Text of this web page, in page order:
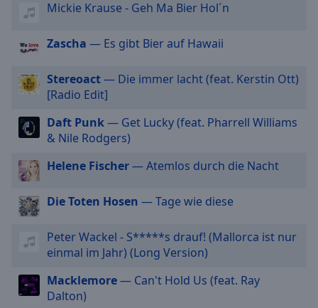
cancel
close
window.
Color
Opacity
Text
Color
Opacity
Mickie Krause - Geh Ma Bier Hol´n
Zascha — Es gibt Bier auf Hawaii
Stereoact— Die immer lacht (feat. Kerstin Ott)
[Radio Edit]
Daft Punk— Get Lucky (feat. Pharrell Williams
& Nile Rodgers)
Helene Fischer— Atemlos durch die Nacht
Die Toten Hosen — Tage wie diese
Peter Wackel - S*****s drauf! (Mallorca ist nur
einmal im Jahr) (Long Version)
Macklemore— Can't Hold Us (feat. Ray
Dalton)